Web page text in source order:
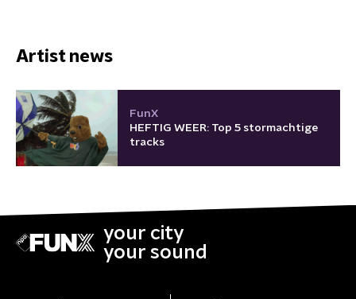
Artist news
FunX
HEFTIG WEER: Top 5 stormachtige
tracks
your city
your sound